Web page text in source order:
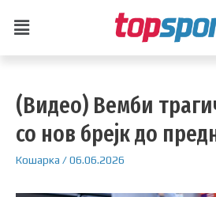
(Видео) Вемби
со нов брејк до
Кошарка /06.06.2026